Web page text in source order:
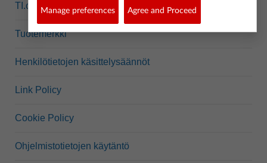
TI.com
Tuotemerkki
Henkilötietojen käsittelysäännöt
Link Policy
Cookie Policy
Ohjelmistotietojen käytäntö
Manage preferences Agree and Proceed